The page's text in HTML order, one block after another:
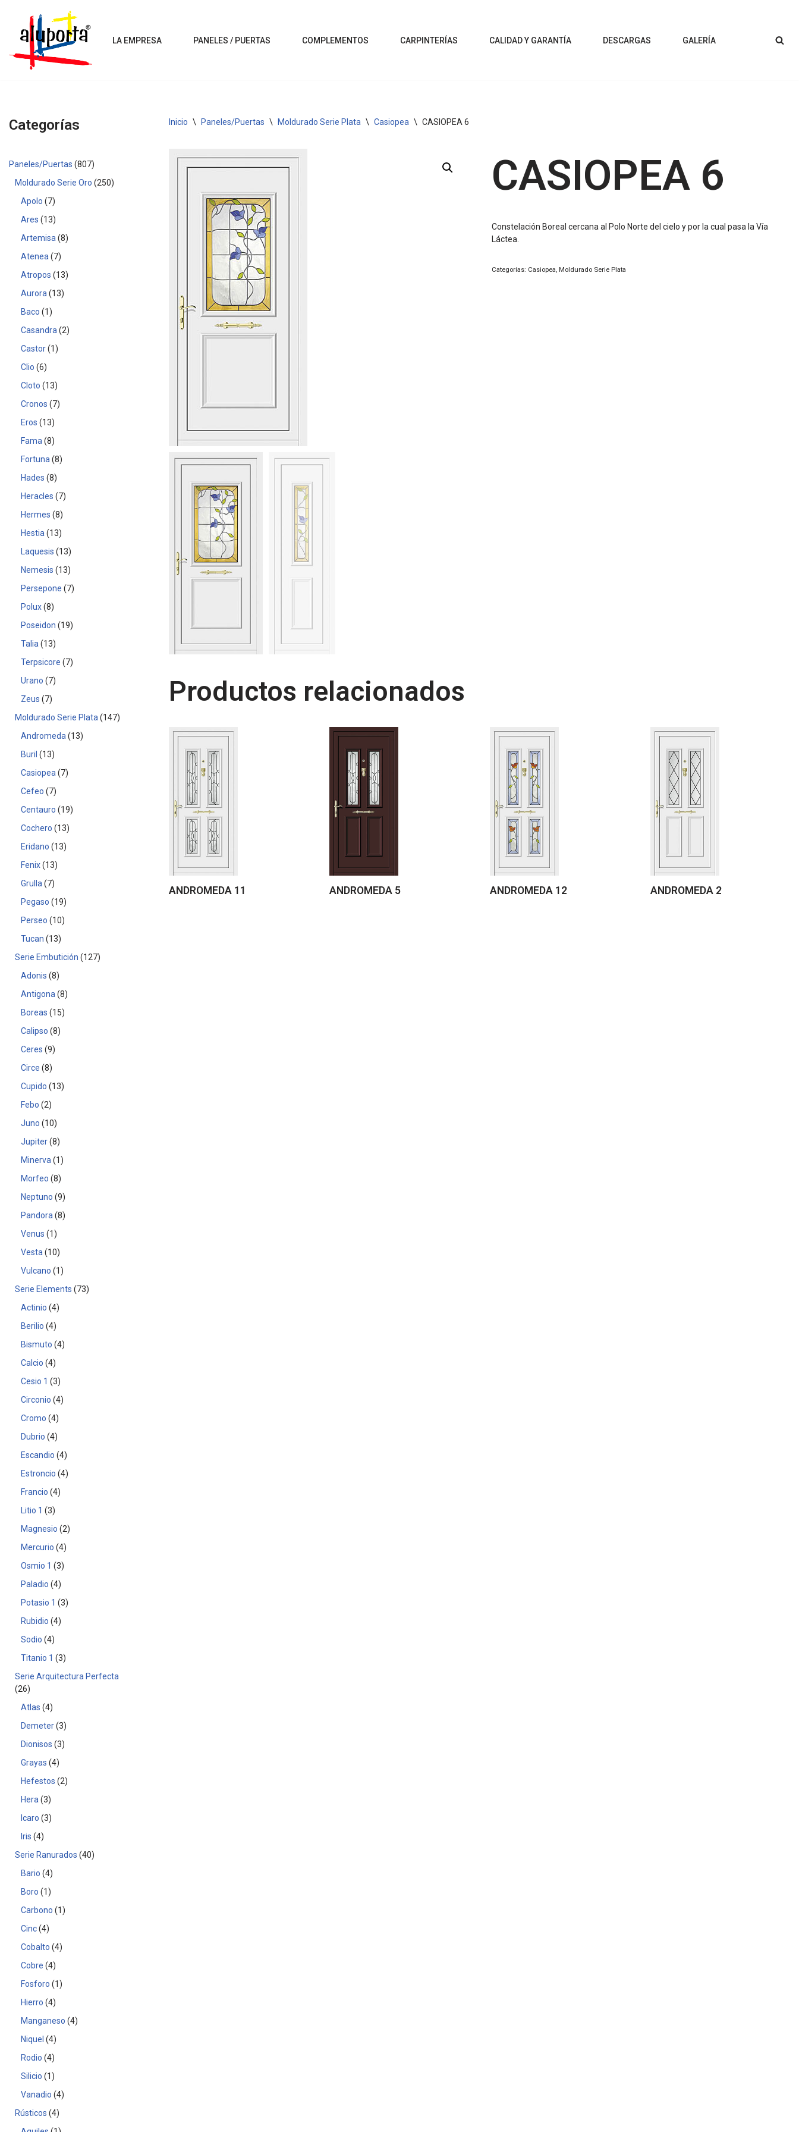
Saltar
contenido
LA EMPRESA PANELES / PUERTAS COMPLEMENTOS CARPINTERÍAS CALIDAD Y GARANTÍA DESCARGAS GALERÍA
Categorías
Paneles/Puertas 807
Moldurado Serie Oro 250
Apolo
7
Ares
13
Artemisa 8
Atenea
7
Atropos
13
Aurora
13
Baco
1
Casandra 2
Castor 1
Clio 6
Cloto
13
Cronos
7
Eros
13
Fama 8
Fortuna 8
Hades 8
Heracles
7
Hermes 8
Hestia
13
Laquesis
13
Nemesis
13
Persepone
7
Polux 8
Poseidon
19
Talia
13
Terpsicore
7
Urano
7
Zeus
7
Moldurado Serie Plata
147
Andromeda
13
Buril
13
Casiopea
7
Cefeo
7
Centauro
19
Cochero
13
Eridano
13
Fenix 13
Grulla
7
Pegaso
19
Perseo
10
Tucan
13
Serie Embutición
127
Adonis 8
Antigona 8
Boreas
15
Calipso 8
Ceres 9
Circe 8
Cupido
13
Febo 2
Juno
10
Jupiter 8
Minerva
1
Morfeo 8
Neptuno 9
Pandora 8
Venus
1
Vesta
10
Vulcano
1
Serie Elements
73
Actinio 4
Berilio 4
Bismuto 4
Calcio 4
Cesio 1
3
Circonio 4
Cromo 4
Dubrio 4
Escandio 4
Estroncio 4
Francio 4
Litio 1
3
Magnesio 2
Mercurio 4
Osmio 1
3
Paladio 4
Potasio 1
3
Rubidio 4
Sodio 4
Titanio 1
3
Serie Arquitectura Perfecta
26
Atlas 4
Demeter 3
Dionisos 3
Grayas 4
Hefestos 2
Hera 3
Icaro 3
Iris 4
Serie Ranurados 40
Bario 4
Boro
1
Carbono
1
Cinc 4
Cobalto 4
Cobre 4
Fosforo
1
Hierro 4
Manganeso 4
Niquel
4
Rodio 4
Silicio
1
Vanadio 4
Rústicos 4
Inicio \ Paneles/Puertas \ Moldurado Serie Plata \ Casiopea \ CASIOPEA 6
CASIOPEA 6
Constelación Boreal cercana al Polo Norte del cielo y por la cual pasa la Vía
Láctea.
Categorías: Casiopea, Moldurado Serie Plata
Productos relacionados
ANDROMEDA 11 ANDROMEDA 5 ANDROMEDA 12 ANDROMEDA 2